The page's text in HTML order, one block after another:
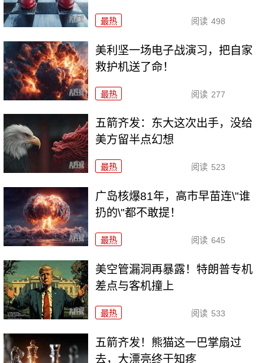
最热 阅读 498
美利坚一场电子战演习，把自家
救护机送了命！
最热 阅读 277
五箭齐发：东大这次出手，没给
美方留半点幻想
最热 阅读 523
广岛核爆81年，高市早苗连\"谁
扔的\"都不敢提！
最热 阅读 645
美空管漏洞再暴露！特朗普专机
差点与客机撞上
最热 阅读 533
五箭齐发！熊猫这一巴掌扇过
去，大漂亮终于知疼